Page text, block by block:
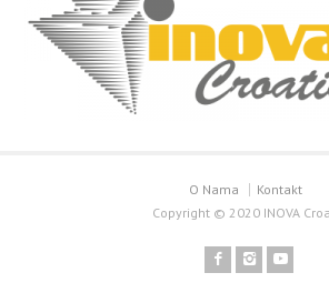
O Nama
Kontakt
Copyright © 2020 INOVA